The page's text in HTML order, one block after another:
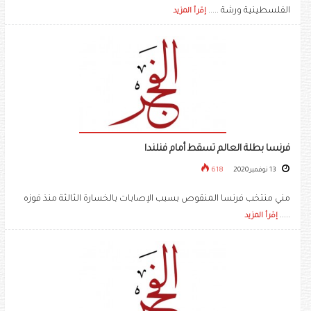
الفلسطينية ورشة ..... إقرأ المزيد
فرنسا بطلة العالم تسقط أمام فنلندا
618
مني منتخب فرنسا المنقوص بسبب الإصابات بالخسارة الثالثة منذ فوزه
..... إقرأ المزيد